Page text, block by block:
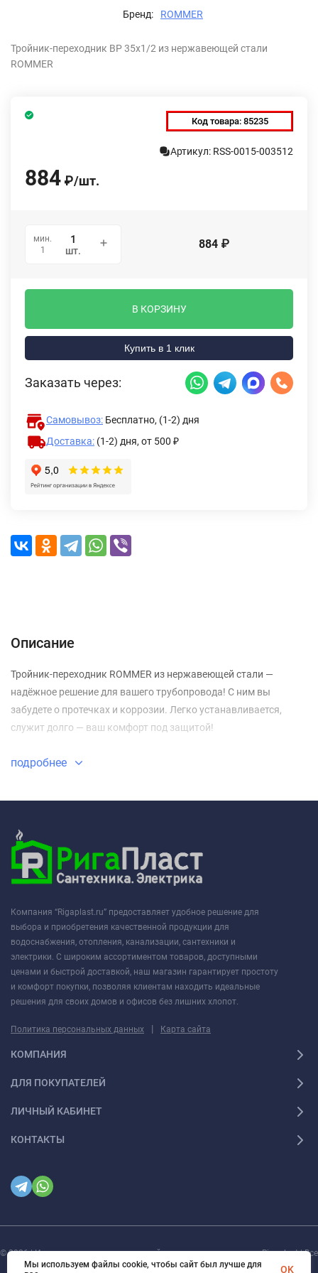
Бренд: ROMMER
Тройник-переходник ВР 35х1/2 из нержавеющей стали
ROMMER
Код товара: 85235
Артикул: RSS-0015-003512
884 ₽/шт.
мин.
1
шт. 884 ₽
В КОРЗИНУ
Купить в 1 клик
Заказать через:
Самовывоз: Бесплатно, (1-2) дня
Доставка: (1-2) дня, от 500 ₽
Описание
Тройник-переходник ROMMER из нержавеющей стали —
надёжное решение для вашего трубопровода! С ним вы
забудете о протечках и коррозии. Легко устанавливается,
служит долго — ваш комфорт под защитой!
подробнее
Компания “Rigaplast.ru” предоставляет удобное решение для
выбора и приобретения качественной продукции для
водоснабжения, отопления, канализации, сантехники и
электрики. С широким ассортиментом товаров, доступными
ценами и быстрой доставкой, наш магазин гарантирует простоту
и комфорт покупки, позволяя клиентам находить идеальные
решения для своих домов и офисов без лишних хлопот.
Политика персональных данных | Карта сайта
КОМПАНИЯ
ДЛЯ ПОКУПАТЕЛЕЙ
ЛИЧНЫЙ КАБИНЕТ
КОНТАКТЫ
© 2026 | Интернет магазин инженерной сантехники и электрики Rigaplast | Все
права защищены
Мы используем файлы cookie, чтобы сайт был лучше для
OK